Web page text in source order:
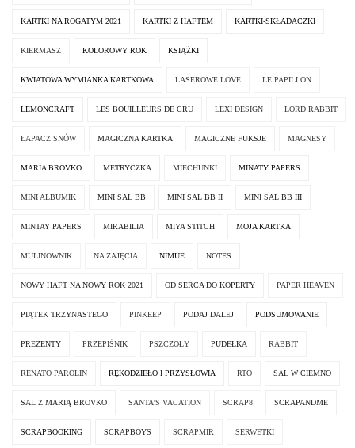
KARTKI NA ROGATYM 2021 KARTKI Z HAFTEM KARTKI-SKŁADACZKI
KIERMASZ KOLOROWY ROK KSIĄŻKI
KWIATOWA WYMIANKA KARTKOWA LASEROWE LOVE LE PAPILLON
LEMONCRAFT LES BOUILLEURS DE CRU LEXI DESIGN LORD RABBIT
ŁAPACZ SNÓW MAGICZNA KARTKA MAGICZNE FUKSJE MAGNESY
MARIA BROVKO METRYCZKA MIECHUNKI MINATY PAPERS
MINI ALBUMIK MINI SAL BB MINI SAL BB II MINI SAL BB III
MINTAY PAPERS MIRABILIA MIYA STITCH MOJA KARTKA
MULINOWNIK NA ZAJĘCIA NIMUE NOTES
NOWY HAFT NA NOWY ROK 2021 OD SERCA DO KOPERTY PAPER HEAVEN
PIĄTEK TRZYNASTEGO PINKEEP PODAJ DALEJ PODSUMOWANIE
PREZENTY PRZEPIŚNIK PSZCZOŁY PUDEŁKA RABBIT
RENATO PAROLIN RĘKODZIEŁO I PRZYSŁOWIA RTO SAL W CIEMNO
SAL Z MARIĄ BROVKO SANTA'S VACATION SCRAP8 SCRAPANDME
SCRAPBOOKING SCRAPBOYS SCRAPMIR SERWETKI